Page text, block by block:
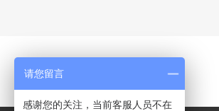
请您留言
感谢您的关注，当前客服人员不在